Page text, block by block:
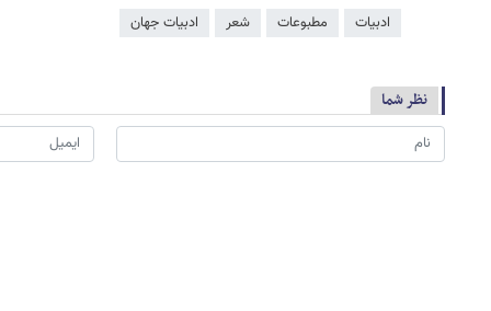
ادبیات مطبوعات شعر ادبیات جهان
نظر شما